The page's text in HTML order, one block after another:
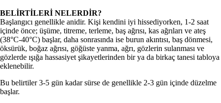
BELİRTİLERİ NELERDİR?
Başlangıcı genellikle anidir. Kişi kendini iyi hissediyorken, 1-2 saat
içinde önce; üşüme, titreme, terleme, baş ağrısı, kas ağrıları ve ateş
(38°C-40°C) başlar, daha sonrasında ise burun akıntısı, baş dönmesi,
öksürük, boğaz ağrısı, göğüste yanma, ağrı, gözlerin sulanması ve
gözlerde ışığa hassasiyet şikayetlerinden bir ya da birkaç tanesi tabloya
eklenebilir.
Bu belirtiler 3-5 gün kadar sürse de genellikle 2-3 gün içinde düzelme
başlar.